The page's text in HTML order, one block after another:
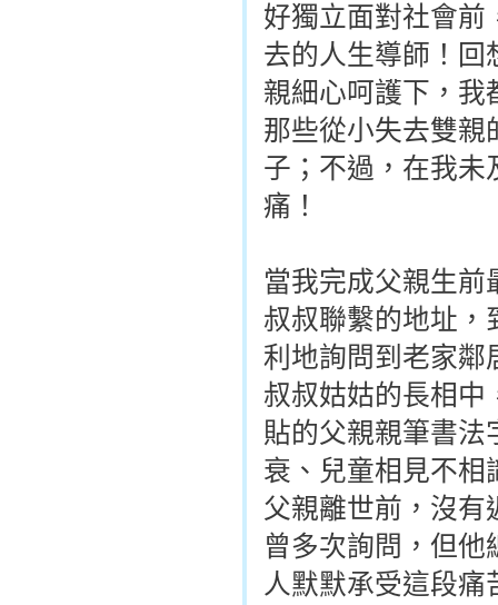
好獨立面對社會前
去的人生導師！回
親細心呵護下，我
那些從小失去雙親
子；不過，在我未
痛！
當我完成父親生前
叔叔聯繫的地址，
利地詢問到老家鄰
叔叔姑姑的長相中
貼的父親親筆書法
衰、兒童相見不相
父親離世前，沒有
曾多次詢問，但
人默默承受這段痛